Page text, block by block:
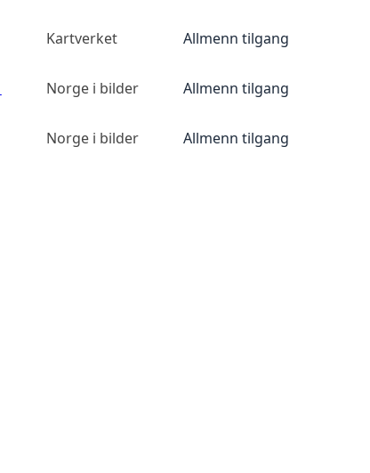
Kartverket Allmenn tilgang
Norge i bilder Allmenn tilgang
Norge i bilder Allmenn tilgang